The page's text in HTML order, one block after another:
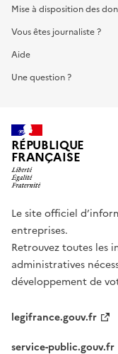
Mise à disposition des
Vous êtes journaliste ?
Aide
Une question ?
RÉPUBLIQUE
FRANÇAISE
Le site officiel
entreprises.
Retrouvez toutes les
administratives nécessaires à la création, à la gestion et au
développement de
legifrance.gouv.fr
service-public.gouv.fr